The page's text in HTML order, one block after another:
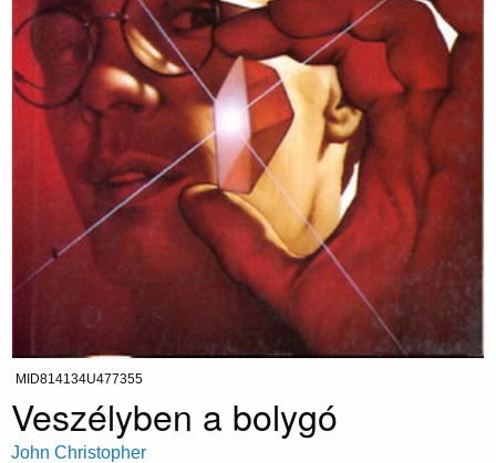
MID814134U477355
Veszélyben a bolygó
John Christopher